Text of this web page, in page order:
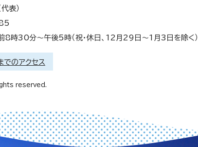
表）
8時30分～午後5時（祝・休日、12月29日～1月3日を除く）
でのアクセス
reserved.